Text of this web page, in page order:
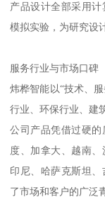
产品设计全部采用
模拟实验，为研究设
服务行业与市场口碑
炜桦智能以“技术、
行业、环保行业、建
公司产品凭借过硬
度、加拿大、越南、
印尼、哈萨克斯坦
了市场和客户的广泛